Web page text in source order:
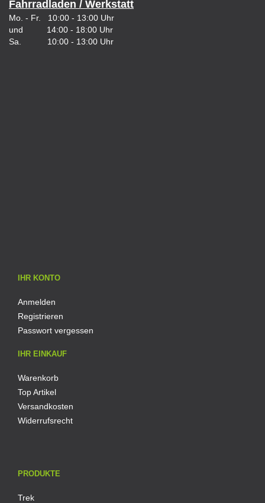
Fahrradladen / Werkstatt
Mo. - Fr. 10:00 - 13:00 Uhr
und 14:00 - 18:00 Uhr
Sa. 10:00 - 13:00 Uhr
IHR KONTO
Anmelden
Registrieren
Passwort vergessen
IHR EINKAUF
Warenkorb
Top Artikel
Versandkosten
Widerrufsrecht
PRODUKTE
Trek